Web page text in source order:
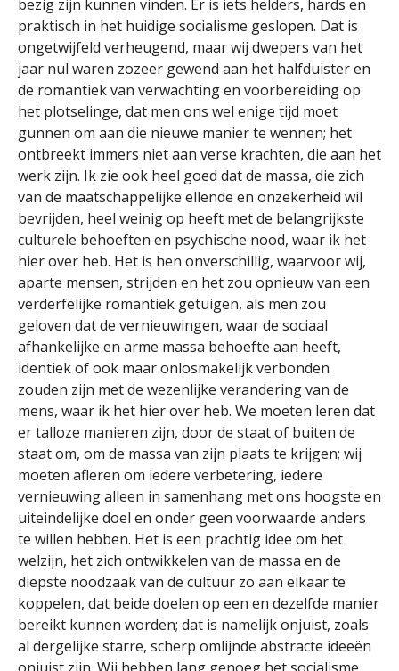
bezig zijn kunnen vinden. Er is iets helders, hards en
praktisch in het huidige socialisme geslopen. Dat is
ongetwijfeld verheugend, maar wij dwepers van het
jaar nul waren zozeer gewend aan het halfduister en
de romantiek van verwachting en voorbereiding op
het plotselinge, dat men ons wel enige tijd moet
gunnen om aan die nieuwe manier te wennen; het
ontbreekt immers niet aan verse krachten, die aan het
werk zijn. Ik zie ook heel goed dat de massa, die zich
van de maatschappelijke ellende en onzekerheid wil
bevrijden, heel weinig op heeft met de belangrijkste
culturele behoeften en psychische nood, waar ik het
hier over heb. Het is hen onverschillig, waarvoor wij,
aparte mensen, strijden en het zou opnieuw van een
verderfelijke romantiek getuigen, als men zou
geloven dat de vernieuwingen, waar de sociaal
afhankelijke en arme massa behoefte aan heeft,
identiek of ook maar onlosmakelijk verbonden
zouden zijn met de wezenlijke verandering van de
mens, waar ik het hier over heb. We moeten leren dat
er talloze manieren zijn, door de staat of buiten de
staat om, om de massa van zijn plaats te krijgen; wij
moeten afleren om iedere verbetering, iedere
vernieuwing alleen in samenhang met ons hoogste en
uiteindelijke doel en onder geen voorwaarde anders
te willen hebben. Het is een prachtig idee om het
welzijn, het zich ontwikkelen van de massa en de
diepste noodzaak van de cultuur zo aan elkaar te
koppelen, dat beide doelen op een en dezelfde manier
bereikt kunnen worden; dat is namelijk onjuist, zoals
al dergelijke starre, scherp omlijnde abstracte ideeën